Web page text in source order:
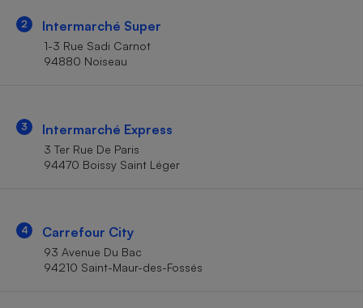
2 Intermarché Super
1-3 Rue Sadi Carnot
94880 Noiseau
3 Intermarché Express
3 Ter Rue De Paris
94470 Boissy Saint Léger
4 Carrefour City
93 Avenue Du Bac
94210 Saint-Maur-des-Fossés